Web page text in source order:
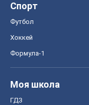
Спорт
Футбол
Хоккей
Формула-1
Моя школа
ГДЗ